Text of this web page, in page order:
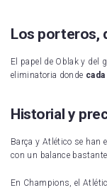
Los porteros,
El papel de Oblak y del
eliminatoria donde
Historial y
Barça y Atlético se han
con un balance
En Champions, el